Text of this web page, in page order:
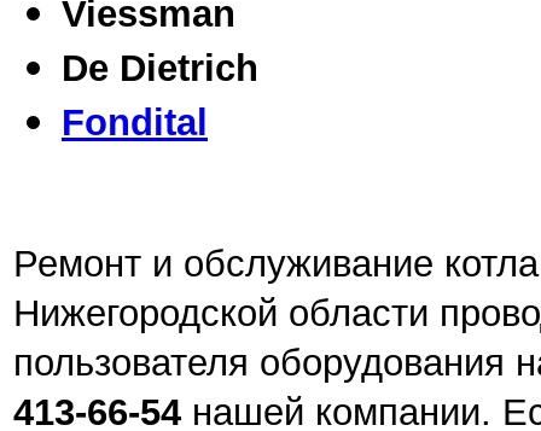
Viessman
De Dietrich
Fondital
Ремонт и обслуживание
Нижегородской области
пользователя
413-66-54 нашей компании.